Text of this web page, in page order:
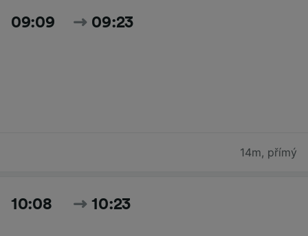
09:09 09:23
14m, přímý
10:08 10:23